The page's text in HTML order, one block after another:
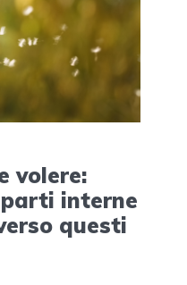
volere:
parti interne
questi